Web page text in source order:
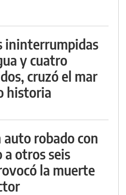
ininterrumpidas
y cuatro
cruzó el mar
historia
auto robado con
a otros seis
la muerte